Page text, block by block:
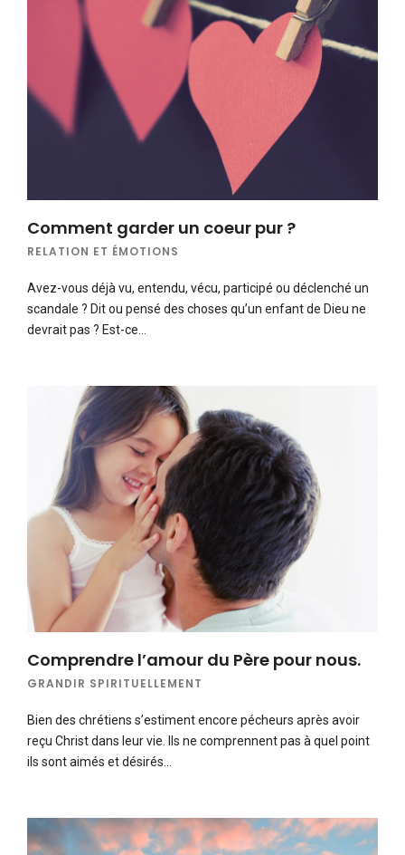
Comment garder un coeur pur ?
RELATION ET ÉMOTIONS
Avez-vous déjà vu, entendu, vécu, participé ou déclenché un
scandale ? Dit ou pensé des choses qu’un enfant de Dieu ne
devrait pas ? Est-ce…
Comprendre l’amour du Père pour nous.
GRANDIR SPIRITUELLEMENT
Bien des chrétiens s’estiment encore pécheurs après avoir
reçu Christ dans leur vie. Ils ne comprennent pas à quel point
ils sont aimés et désirés…